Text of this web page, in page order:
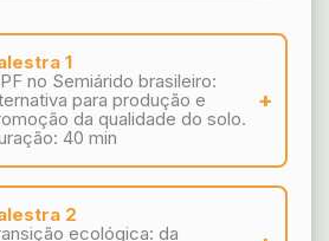
1
no Semiárido brasileiro:
para produção e
da qualidade do solo.
40 min
Palestrante
Almeida Frazão
2
ecológica: da